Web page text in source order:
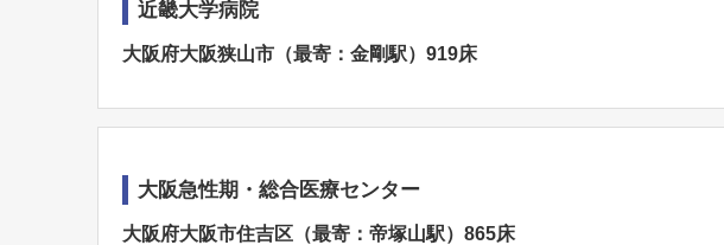
近畿大学病院
大阪府大阪狭山市（最寄：金剛駅）919床
大阪急性期・総合医療センター
大阪府大阪市住吉区（最寄：帝塚山駅）865床